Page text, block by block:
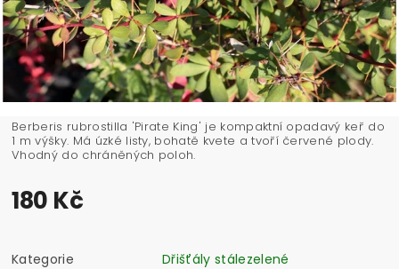
Berberis rubrostilla 'Pirate King' je kompaktní opadavý keř do
1 m výšky. Má úzké listy, bohatě kvete a tvoří červené plody.
Vhodný do chráněných poloh.
180 Kč
Kategorie
Dřišťály stálezelené